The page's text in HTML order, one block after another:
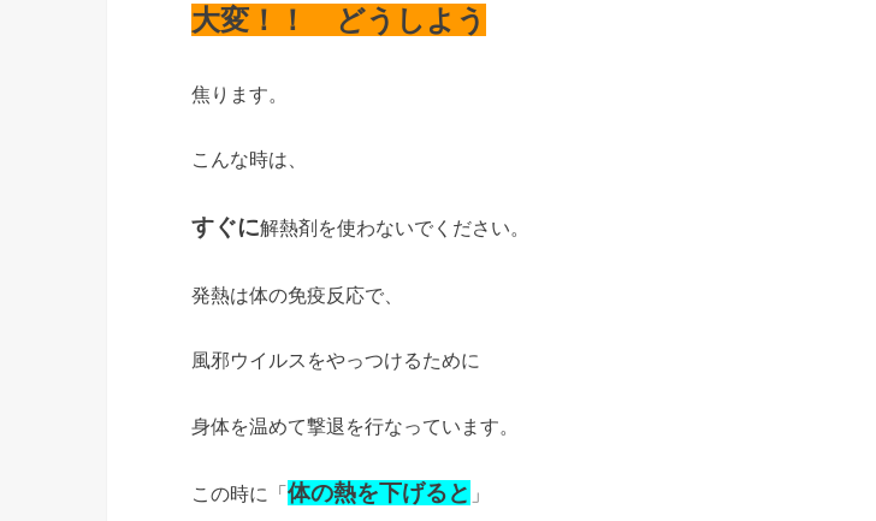
大変！！ どうしよう
焦ります。
こんな時は、
すぐに解熱剤を使わないでください。
発熱は体の免疫反応で、
風邪ウイルスをやっつけるために
身体を温めて撃退を行なっています。
この時に「体の熱を下げると 」